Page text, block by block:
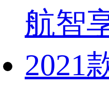
航智
2021